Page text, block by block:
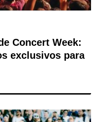
Concert Week:
exclusivos para